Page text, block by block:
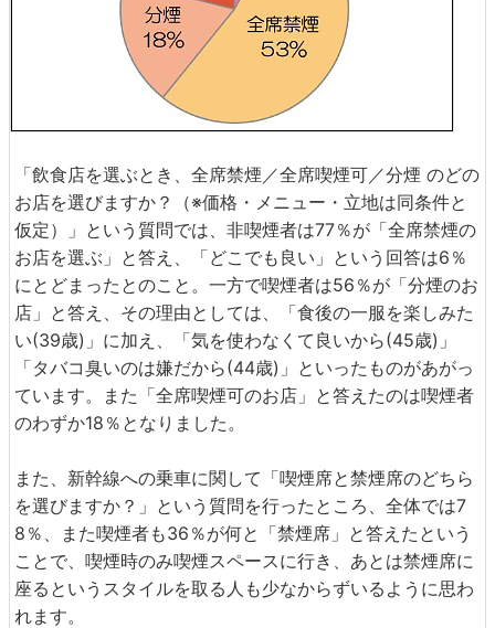
「飲食店を選ぶとき、全席禁煙／全席喫煙可／分煙 のどの
お店を選びますか？（※価格・メニュー・立地は同条件と
仮定）」という質問では、非喫煙者は77％が「全席禁煙の
お店を選ぶ」と答え、「どこでも良い」という回答は6％
にとどまったとのこと。一方で喫煙者は56％が「分煙のお
店」と答え、その理由としては、「食後の一服を楽しみた
い(39歳)」に加え、「気を使わなくて良いから(45歳)」
「タバコ臭いのは嫌だから(44歳)」といったものがあがっ
ています。また「全席喫煙可のお店」と答えたのは喫煙者
のわずか18％となりました。
また、新幹線への乗車に関して「喫煙席と禁煙席のどちら
を選びますか？」という質問を行ったところ、全体では7
8％、また喫煙者も36％が何と「禁煙席」と答えたという
ことで、喫煙時のみ喫煙スペースに行き、あとは禁煙席に
座るというスタイルを取る人も少なからずいるように思わ
れます。